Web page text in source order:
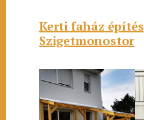
Kerti faház építés
Szigetmonostor